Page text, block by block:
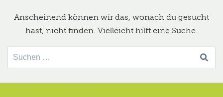
Anscheinend können wir das, wonach du gesucht
hast, nicht finden. Vielleicht hilft eine Suche.
Suche
nach: